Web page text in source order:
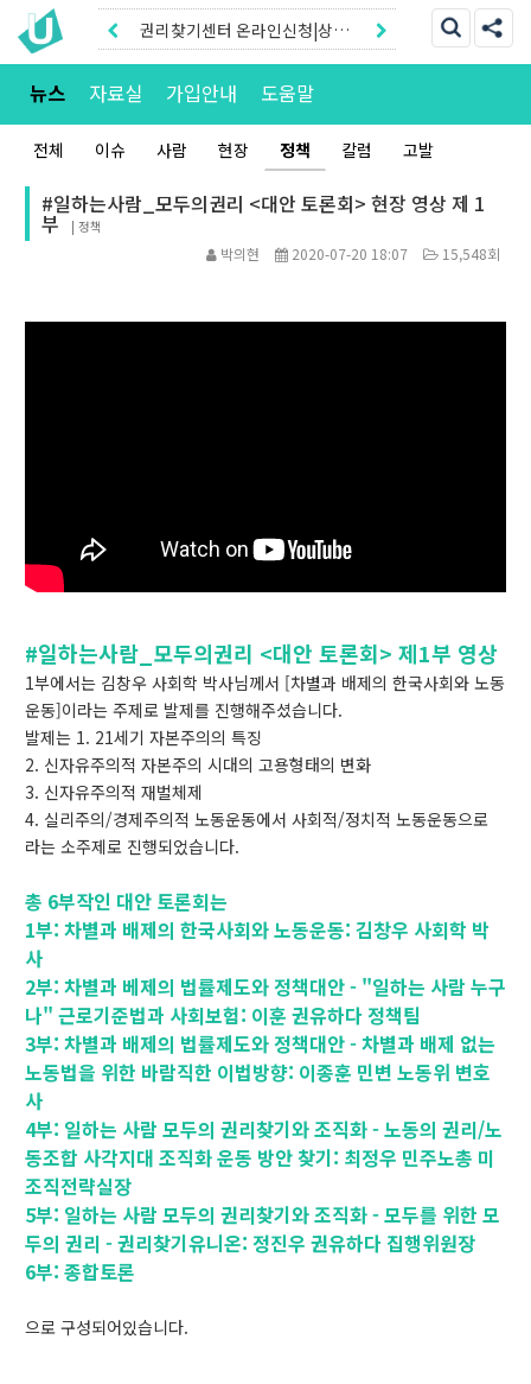
권리찾기센터 온라인신청|상담
톡
권리찾기유니온 조합원|후원안
뉴스 자료실 가입안내 도움말
전체 이슈 사람 현장 정책 칼럼 고발
#일하는사람_모두의권리 <대안 토론회> 현장 영상 제 1
부 |정책
박의현 2020-07-20 18:07 15,548회
#일하는사람_모두의권리 <대안 토론회> 제1부 영상
1부에서는 김창우 사회학 박사님께서 [차별과 배제의 한국사회와 노동
운동]이라는 주제로 발제를 진행해주셨습니다.
발제는 1. 21세기 자본주의의 특징
2. 신자유주의적 자본주의 시대의 고용형태의 변화
3. 신자유주의적 재벌체제
4. 실리주의/경제주의적 노동운동에서 사회적/정치적 노동운동으로
라는 소주제로 진행되었습니다.
총 6부작인 대안 토론회는
1부: 차별과 배제의 한국사회와 노동운동: 김창우 사회학 박
사
2부: 차별과 베제의 법률제도와 정책대안 - "일하는 사람 누구
나" 근로기준법과 사회보험: 이훈 권유하다 정책팀
3부: 차별과 배제의 법률제도와 정책대안 - 차별과 배제 없는
노동법을 위한 바람직한 이법방향: 이종훈 민변 노동위 변호
사
4부: 일하는 사람 모두의 권리찾기와 조직화 - 노동의 권리/노
동조합 사각지대 조직화 운동 방안 찾기: 최정우 민주노총 미
조직전략실장
5부: 일하는 사람 모두의 권리찾기와 조직화 - 모두를 위한 모
두의 권리 - 권리찾기유니온: 정진우 권유하다 집행위원장
6부: 종합토론
으로 구성되어있습니다.